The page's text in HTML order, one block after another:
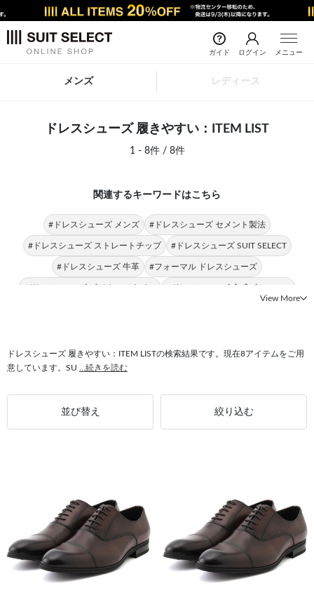
ガイド ログイン メニュー
メンズ レディース
ドレスシューズ 履きやすい：ITEM LIST
1 - 8件 / 8件
関連するキーワードはこちら
#ドレスシューズ メンズ #ドレスシューズ セメント製法
#ドレスシューズ ストレートチップ #ドレスシューズ SUIT SELECT
#ドレスシューズ 牛革 #フォーマル ドレスシューズ
#ドレスシューズ ビジネススタイル #ドレスシューズ 合成ゴムソール
#履きやすい ストレートチップ #履きやすい グリップ力
#履きやすい 滑りにくい
#履きやすい キャップトゥ #履きやすい SUIT SELECT
View More
ドレスシューズ 履きやすい：ITEM LISTの検索結果です。現在8アイテムをご用
意しています。SU
...続きを読む
並び替え 絞り込む